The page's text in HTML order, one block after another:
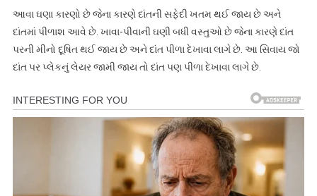
આવા ઘણા કારણો છે જેના કારણે દાંતની સફેદી ખતમ થઈ જાય છે અને
દાંતમાં પીળાશ આવે છે. ખાવા-પીવાની ઘણી બધી વસ્તુઓ છે જેના કારણે દાંત
પરની મીનો દૂષિત થઈ જાય છે અને દાંત પીળા દેખાવા લાગે છે. આ સિવાય જો
દાંત પર પ્લેકનું લેયર જામી જાય તો દાંત પણ પીળા દેખાવા લાગે છે.